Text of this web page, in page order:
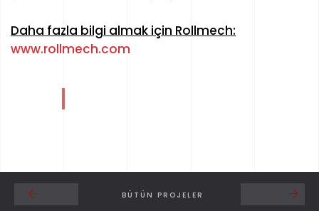
Daha fazla bilgi almak için Rollmech:
www.rollmech.com
BÜTÜN PROJELER